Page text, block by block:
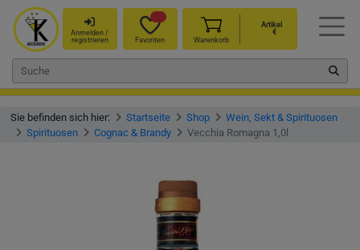
Anmelden /
registrieren
Favoriten Warenkorb
Artikel
€
Sie befinden sich hier: Startseite Shop
Wein, Sekt & Spirituosen
Spirituosen
Cognac & Brandy Vecchia Romagna 1,0l